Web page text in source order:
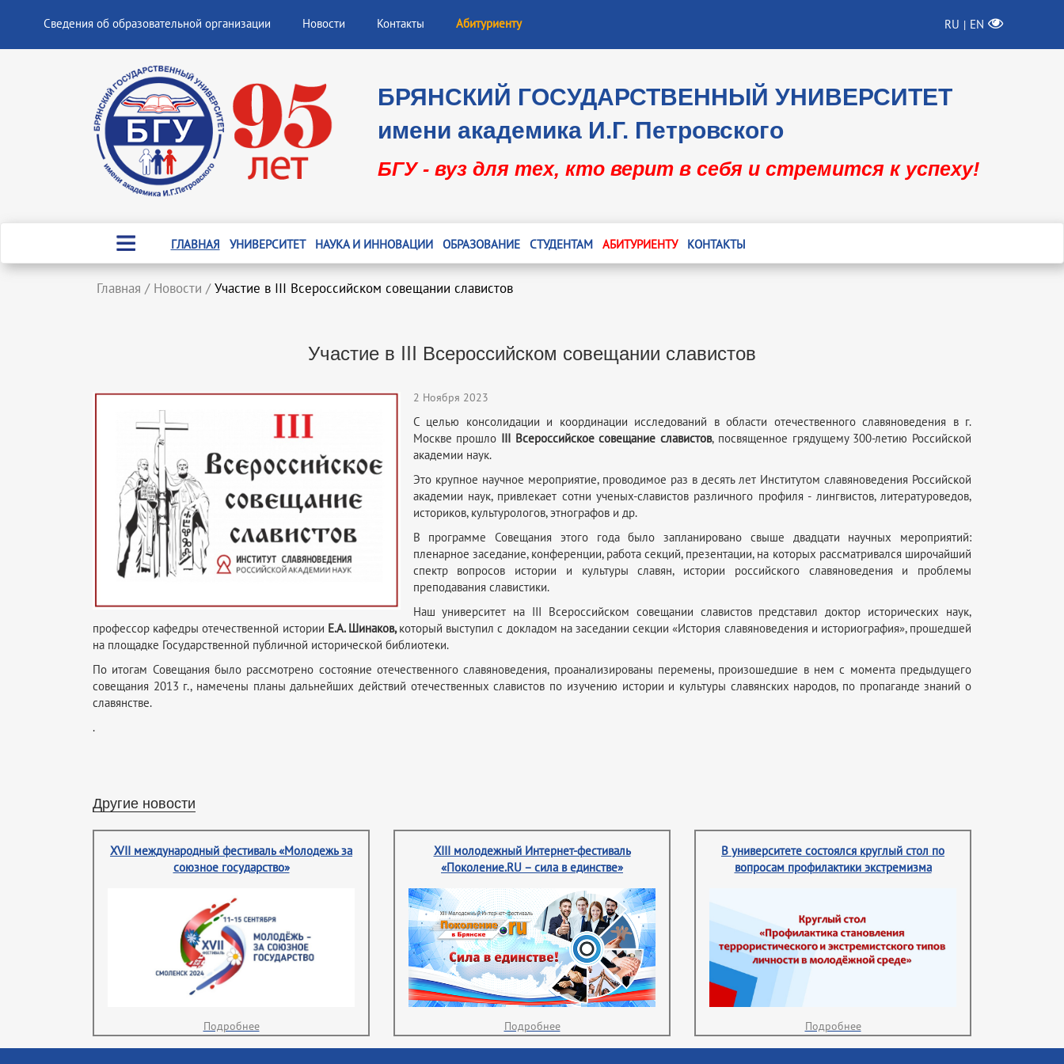
Сведения об образовательной организации Новости Контакты Абитуриенту RU | EN
БРЯНСКИЙ ГОСУДАРСТВЕННЫЙ УНИВЕРСИТЕТ
имени академика И.Г. Петровского
БГУ - вуз для тех, кто верит в себя и стремится к успеху!
ГЛАВНАЯ УНИВЕРСИТЕТ НАУКА И ИННОВАЦИИ ОБРАЗОВАНИЕ СТУДЕНТАМ АБИТУРИЕНТУ КОНТАКТЫ
Главная / Новости / Участие в III Всероссийском совещании славистов
Участие в III Всероссийском совещании славистов
2 Ноября 2023
С целью консолидации и координации исследований в области отечественного славяноведения в г.
Москве прошло III Всероссийское совещание славистов, посвященное грядущему 300-летию Российской
академии наук.
Это крупное научное мероприятие, проводимое раз в десять лет Институтом славяноведения Российской
академии наук, привлекает сотни ученых-славистов различного профиля - лингвистов, литературоведов,
историков, культурологов, этнографов и др.
В программе Совещания этого года было запланировано свыше двадцати научных мероприятий:
пленарное заседание, конференции, работа секций, презентации, на которых рассматривался широчайший
спектр вопросов истории и культуры славян, истории российского славяноведения и проблемы
преподавания славистики.
Наш университет на III Всероссийском совещании славистов представил доктор исторических наук,
профессор кафедры отечественной истории Е.А. Шинаков,который выступил с докладом на заседании секции «История славяноведения и историография», прошедшей
на площадке Государственной публичной исторической библиотеки.
По итогам Совещания было рассмотрено состояние отечественного славяноведения, проанализированы перемены, произошедшие в нем с момента предыдущего
совещания 2013 г., намечены планы дальнейших действий отечественных славистов по изучению истории и культуры славянских народов, по пропаганде знаний о
славянстве.
.
Другие новости
XVII международный фестиваль «Молодежь за
союзное государство»
Подробнее
XIII молодежный Интернет-фестиваль
«Поколение.RU – сила в единстве»
Подробнее
В университете состоялся круглый стол по
вопросам профилактики экстремизма
Подробнее